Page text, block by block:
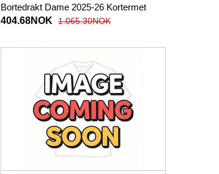
Bortedrakt Dame 2025-26 Kortermet
404.68NOK
1.065.30NOK